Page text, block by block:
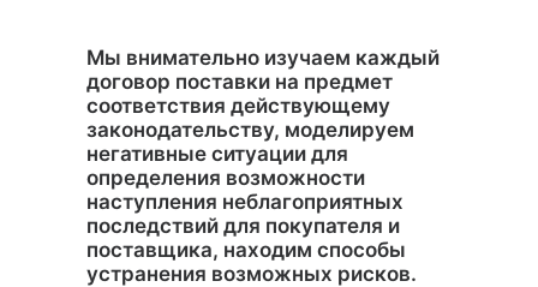
Мы внимательно изучаем каждый
договор поставки на предмет
соответствия действующему
законодательству, моделируем
негативные ситуации для
определения возможности
наступления неблагоприятных
последствий для покупателя и
поставщика, находим способы
устранения возможных рисков.